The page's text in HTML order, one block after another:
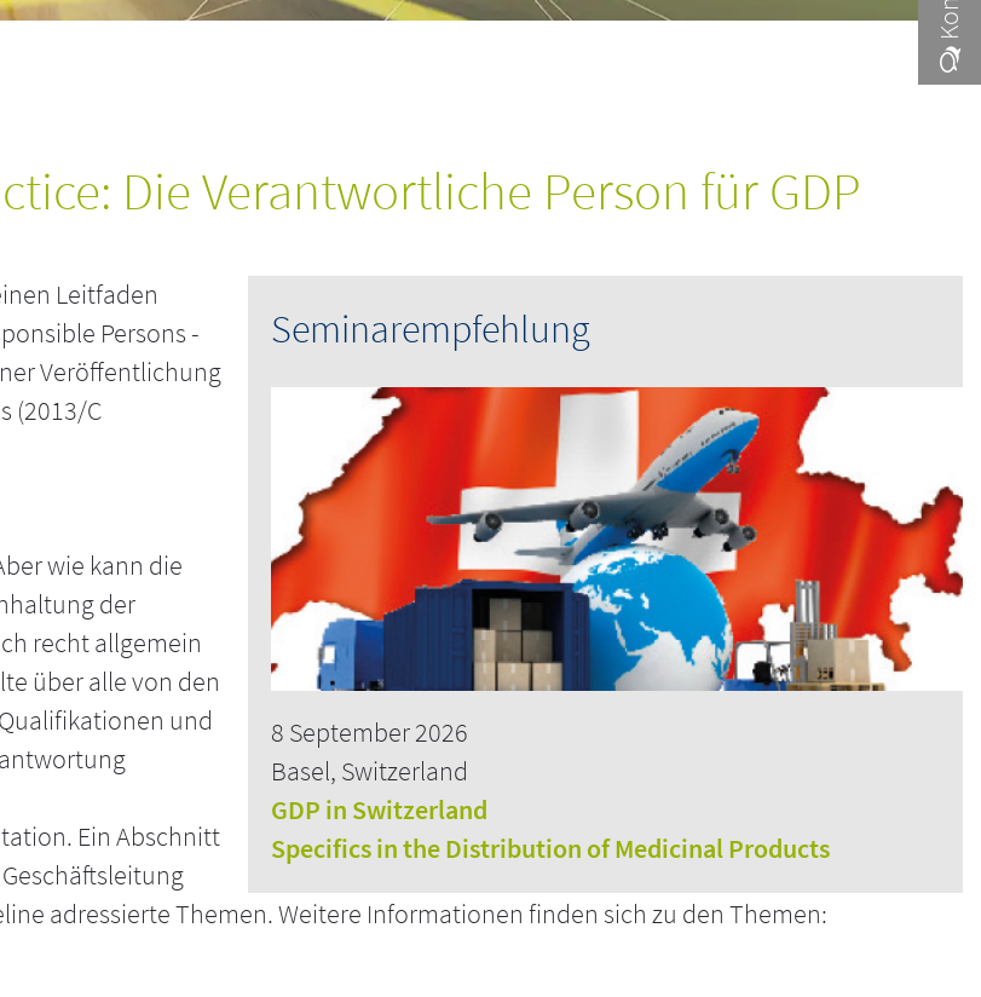
Die Verantwortliche Person für GDP
Seminarempfehlung
8 September 2026
Basel, Switzerland
GDP in Switzerland
Specifics in the Distribution of Medicinal Products
Leitfaden
Persons -
Veröffentlichung
(2013/C
wie kann die
der
recht allgemein
über alle von den
und
Ein Abschnitt
adressierte Themen. Weitere Informationen finden sich zu den Themen: